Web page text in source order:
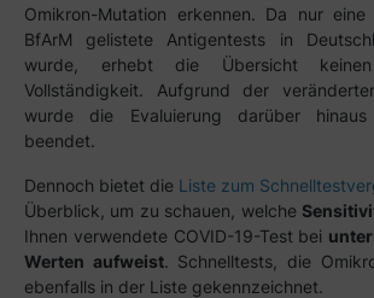
Omikron-Mutation erkennen. Da nur
BfArM gelistete Antigentests in
wurde, erhebt die Übersicht
Vollständigkeit. Aufgrund der
wurde die Evaluierung darüber
beendet.
Dennoch bietet die Liste zum
Überblick, um zu schauen, welche
Ihnen verwendete COVID-19-Test bei
Werten aufweist. Schnelltests, die
ebenfalls in der Liste gekennzeichnet.